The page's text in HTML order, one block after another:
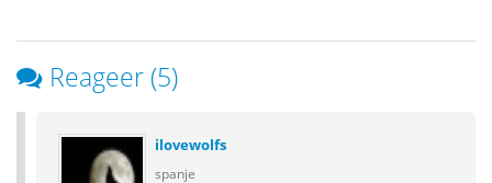
Reageer (5)
ilovewolfs
spanje